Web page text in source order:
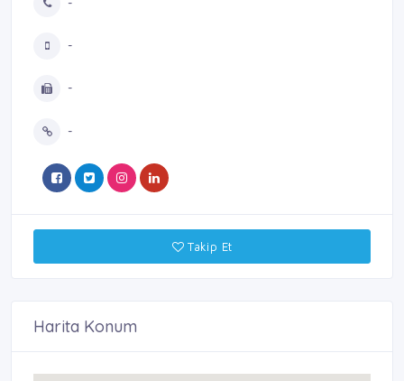
-
-
-
Takip Et
Harita Konum